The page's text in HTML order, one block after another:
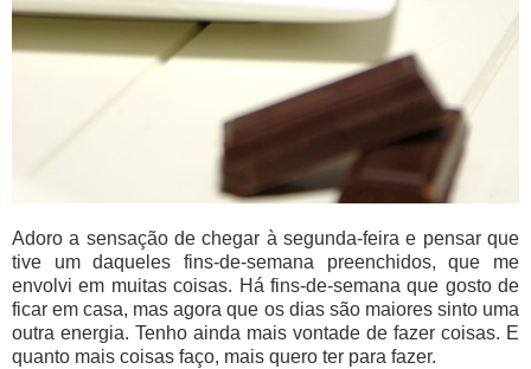
Adoro a sensação de chegar à segunda-feira e pensar que
tive um daqueles fins-de-semana preenchidos, que me
envolvi em muitas coisas. Há fins-de-semana que gosto de
ficar em casa, mas agora que os dias são maiores sinto uma
outra energia. Tenho ainda mais vontade de fazer coisas. E
quanto mais coisas faço, mais quero ter para fazer.